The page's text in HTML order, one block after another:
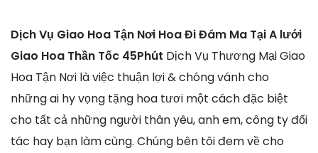
Dịch Vụ Giao Hoa Tận Nơi Hoa Đi Đám Ma Tại A lưới
Giao Hoa Thần Tốc 45Phút Dịch Vụ Thương Mại Giao
Hoa Tận Nơi là việc thuận lợi & chóng vánh cho
những ai hy vọng tặng hoa tươi một cách đặc biệt
cho tất cả những người thân yêu, anh em, công ty đối
tác hay bạn làm cùng. Chúng bên tôi đem về cho